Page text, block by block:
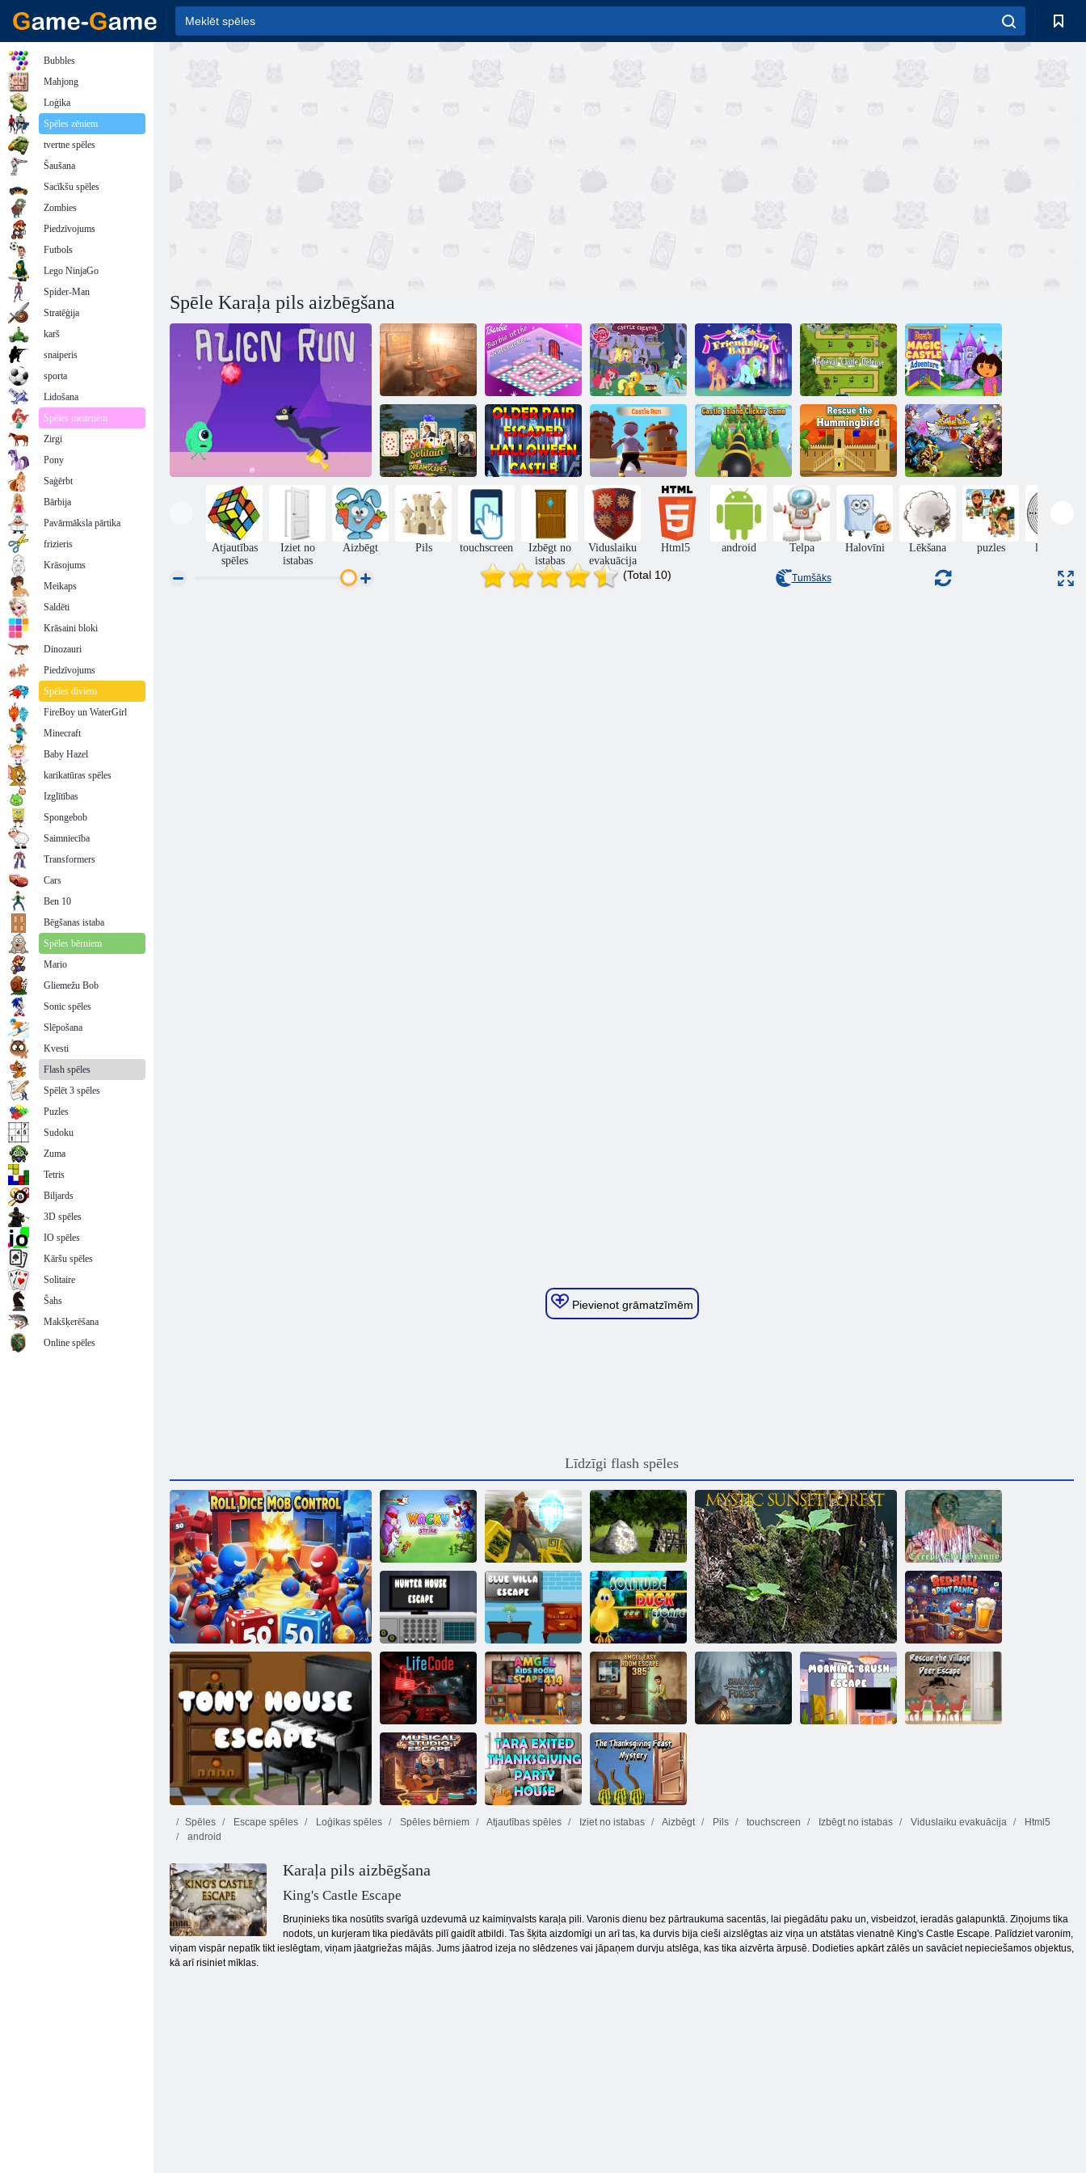
Spēle Karaļa pils aizbēgšana
Viduslaiku
aizbēgšana
Bārbija
Riekstkodā
Mans mazais
poniju pils
radītājs
Mana mazā
ponija
draudzības
bumba
Viduslaiku pils
aizsardzība
Dora Explorer
Dora Magic
Castle
Adventure
Solitaire sapņu
ainavas
Vecāks pāris
Helovīna pils
Pils skrējiens
Castle Island
Clicker spēle
Glābiet Kolibri
Zombiju kara
pils aizsardzība
Atjautības
spēles
Iziet no
istabas
Aizbēgt Pils touchscreen
Izbēgt no
istabas
Viduslaiku
evakuācija
Html5 android Telpa Halovīni Lēkšana puzles labirints
(Total 10) Tumšāks
Pievienot grāmatzīmēm
Līdzīgi flash spēles
Roll Dice Mob Control
Saprātīgais
Strīks
Kapu skrējējs
Meža Ciems
Getaway
epizode 2
Rāpojošā ļaunā
vecenīte
Mednieku mājas
aizbēgšana
Zilās villas
aizbēgšana
Tonija nama aizbēgšana
Vienatnes pīles
aizbēgšana
Sarkanā bumba:
Pint Panic
LifeCode
Amgel Kids
Room
Escape 414
Amgel Easy
Room
Escape 385
Spēles Escape spēles Loģikas spēles Spēles bērniem Atjautības spēles Iziet no istabas Aizbēgt Pils touchscreen Izbēgt no istabas Viduslaiku evakuācija
Html5
android
Karaļa pils aizbēgšana
King's Castle Escape
Bruņinieks tika nosūtīts svarīgā uzdevumā uz kaimiņvalsts karaļa pili. Varonis dienu bez pārtraukuma sacentās, lai piegādātu paku un, visbeidzot, ieradās galapunktā. Ziņojums tika
nodots, un kurjeram tika piedāvāts pilī gaidīt atbildi. Tas šķita aizdomīgi un arī tas, ka durvis bija cieši aizslēgtas aiz viņa un atstātas vienatnē King's Castle Escape. Palīdziet varonim,
viņam vispār nepatīk tikt ieslēgtam, viņam jāatgriežas mājās. Jums jāatrod izeja no slēdzenes vai jāpaņem durvju atslēga, kas tika aizvērta ārpusē. Dodieties apkārt zālēs un savāciet nepieciešamos objektus,
kā arī risiniet mīklas.
Bubbles
Mahjong
Loģika
Spēles zēniem
tvertne spēles
Šaušana
Sacīkšu spēles
Zombies
Piedzīvojums
Futbols
Lego NinjaGo
Spider-Man
Stratēģija
karš
snaiperis
sporta
Lidošana
Spēles meitenēm
Zirgi
Pony
Saģērbt
Bārbija
Pavārmāksla pārtika
frizieris
Krāsojums
Meikaps
Saldēti
Krāsaini bloki
Dinozauri
Piedzīvojums
Spēles diviem
FireBoy un WaterGirl
Minecraft
Baby Hazel
karikatūras spēles
Izglītības
Spongebob
Saimniecība
Transformers
Cars
Ben 10
Bēgšanas istaba
Spēles bērniem
Mario
Gliemežu Bob
Sonic spēles
Slēpošana
Kvesti
Flash spēles
Spēlēt 3 spēles
Puzles
Sudoku
Zuma
Tetris
Biljards
3D spēles
IO spēles
Kāršu spēles
Solitaire
Šahs
Makšķerēšana
Online spēles